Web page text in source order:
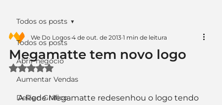
Todos os posts
Abrir negócio
Aumentar Vendas
Design Gráfico
Todos os posts
Megamatte tem novo logo
We Do Logos 4 de out. de 2013 1 min de leitura
Avaliado com NaN de 5 estrelas.
A Rede Megamatte redesenhou o logo tendo